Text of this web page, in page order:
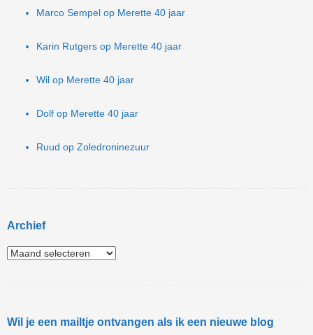
Marco Sempel op Merette 40 jaar
Karin Rutgers op Merette 40 jaar
Wil op Merette 40 jaar
Dolf op Merette 40 jaar
Ruud op Zoledroninezuur
Archief
Wil je een mailtje ontvangen als ik een nieuwe blog